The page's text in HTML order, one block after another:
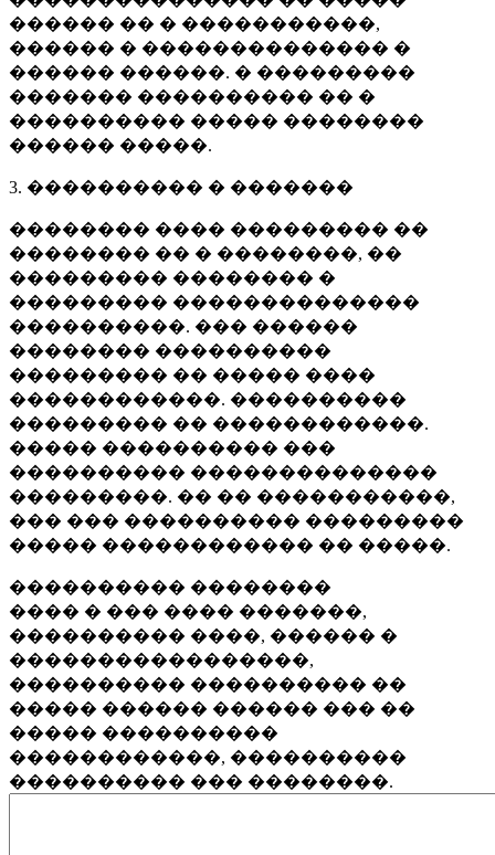
������ �� � �����������,
������ � �������������� �
������ ������. � ���������
������� ���������� �� �
���������� ����� ��������
������ �����.
3. ���������� � �������
�������� ���� ��������� ��
�������� �� � ��������, ��
��������� �������� �
��������� ��������������
����������. ��� ������
�������� ����������
��������� �� ����� ����
������������. ����������
��������� �� ������������.
����� ���������� ���
���������� ��������������
���������. �� �� �����������,
��� ��� ���������� ���������
����� ������������ �� �����.
���������� ��������
���� � ��� ���� �������,
���������� ����, ������ �
�����������������,
���������� ���������� ��
����� ������ ������ ��� ��
����� ����������
������������, ����������
���������� ��� ��������.